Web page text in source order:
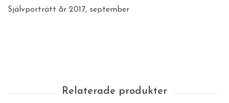
Självporträtt år 2017, september